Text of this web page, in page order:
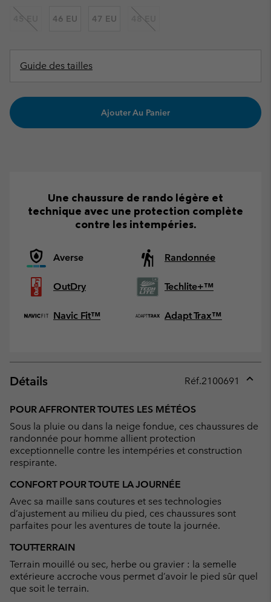
45 EU 46 EU 47 EU 48 EU
Guide des tailles
Ajouter Au Panier
Une chaussure de rando légère et
technique avec une protection complète
contre les intempéries.
Averse Randonnée
OutDry Techlite+™
Navic Fit™ Adapt Trax™
Détails Réf.2100691
POUR AFFRONTER TOUTES LES MÉTÉOS
Sous la pluie ou dans la neige fondue, ces chaussures de
randonnée pour homme allient protection
exceptionnelle contre les intempéries et construction
respirante.
CONFORT POUR TOUTE LA JOURNÉE
Avec sa maille sans coutures et ses technologies
d’ajustement au milieu du pied, ces chaussures sont
parfaites pour les aventures de toute la journée.
TOUT-TERRAIN
Terrain mouillé ou sec, herbe ou gravier : la semelle
extérieure accroche vous permet d’avoir le pied sûr quel
que soit le terrain.